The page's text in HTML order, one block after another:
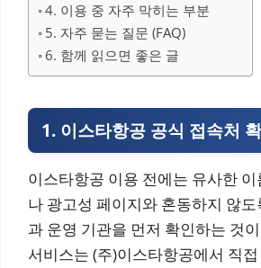
4. 이용 중 자주 막히는 부분
5. 자주 묻는 질문 (FAQ)
6. 함께 읽으면 좋은 글
1. 이스타항공 공식 접속처
이스타항공 이용 전에는 유사한
나 광고성 페이지와 혼동하지 않
과 운영 기관을 먼저 확인하는 것
서비스는 (주)이스타항공에서 직